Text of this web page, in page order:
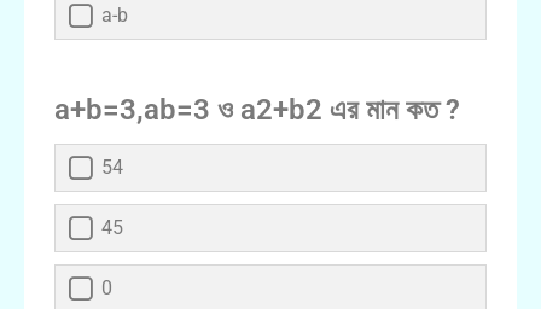
a-b
a+b=3,ab=3 ও a2+b2 এর মান কত ?
54
45
0